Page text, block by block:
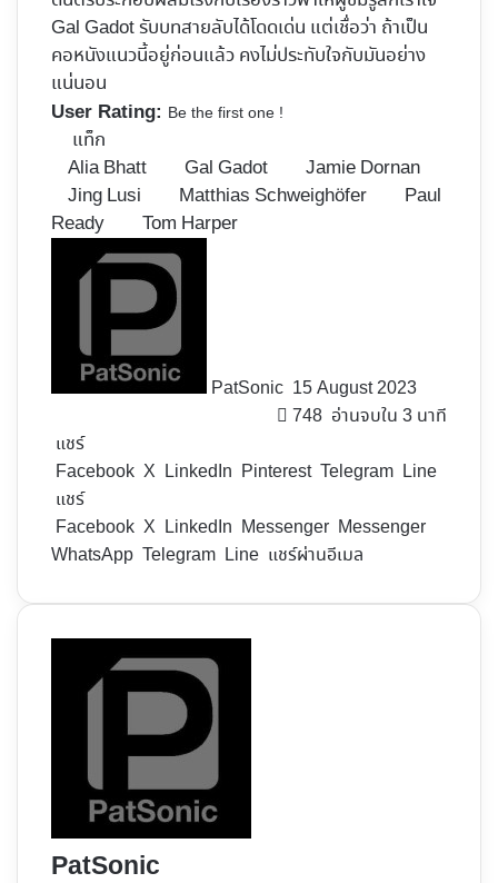
Gal Gadot รับบทสายลับได้โดดเด่น แต่เชื่อว่า ถ้าเป็น
คอหนังแนวนี้อยู่ก่อนแล้ว คงไม่ประทับใจกับมันอย่าง
แน่นอน
User Rating: Be the first one !
แท็ก
Alia Bhatt
Gal Gadot
Jamie Dornan
Jing Lusi
Matthias Schweighöfer
Paul
Ready
Tom Harper
PatSonic 15 August 2023
748 อ่านจบใน 3 นาที
แชร์
Facebook X LinkedIn Pinterest Telegram Line
แชร์
Facebook X LinkedIn Messenger Messenger
WhatsApp Telegram Line แชร์ผ่านอีเมล
PatSonic